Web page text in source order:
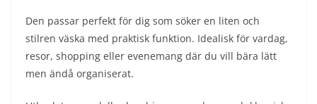
Den passar perfekt för dig som söker en liten och
stilren väska med praktisk funktion. Idealisk för vardag,
resor, shopping eller evenemang där du vill bära lätt
men ändå organiserat.